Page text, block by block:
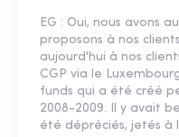
EG : Oui, nous avons
proposons à nos
aujourd'hui à nos
CGP via le
funds qui a été créé
2008-2009. Il y avait
été dépréciés, jetés à